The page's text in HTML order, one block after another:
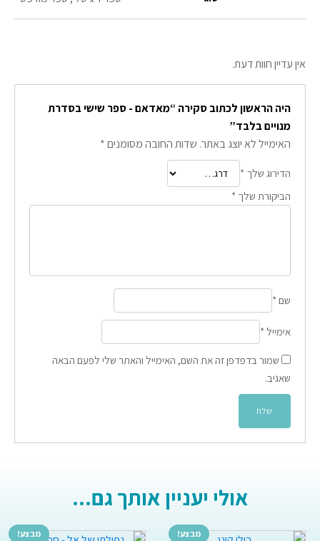
אין עדיין חוות דעת.
היה הראשון לכתוב סקירה “מאדאם - ספר שישי בסדרת
מנויים בלבד”
האימייל לא יוצג באתר. שדות החובה מסומנים*
הדירוג שלך *
הביקורת שלך *
שם *
אימייל *
שמור בדפדפן זה את השם, האימייל והאתר שלי לפעם הבאה
שאגיב.
אולי יעניין אותך גם...
מבצע! מבצע!